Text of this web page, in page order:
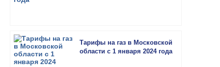
Тарифы на газ в Московской
области с 1 января 2024 года